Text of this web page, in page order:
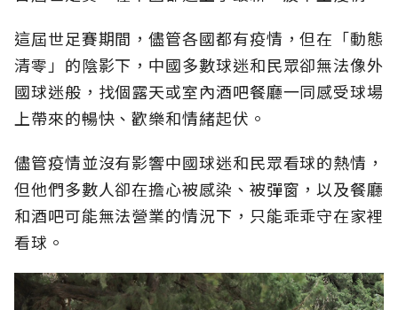
這屆世足賽期間，儘管各國都有疫情，但在「動態
清零」的陰影下，中國多數球迷和民眾卻無法像外
國球迷般，找個露天或室內酒吧餐廳一同感受球場
上帶來的暢快、歡樂和情緒起伏。
儘管疫情並沒有影響中國球迷和民眾看球的熱情，
但他們多數人卻在擔心被感染、被彈窗，以及餐廳
和酒吧可能無法營業的情況下，只能乖乖守在家裡
看球。